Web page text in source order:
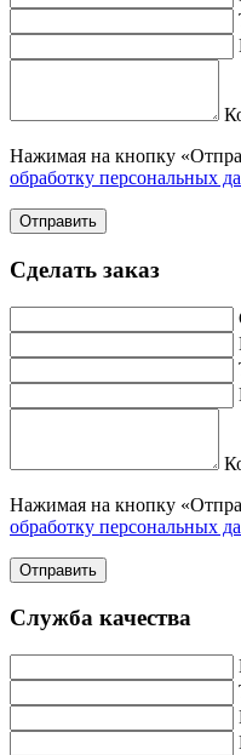
Нажимая на кнопку
обработку персональных
Отправить
Сделать заказ
Нажимая на кнопку
обработку персональных
Отправить
Служба качества